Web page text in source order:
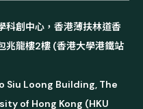
科創中心，香港薄扶林道香
兆龍樓2樓 (香港大學港鐵站
Siu Loong Building, The
of Hong Kong (HKU